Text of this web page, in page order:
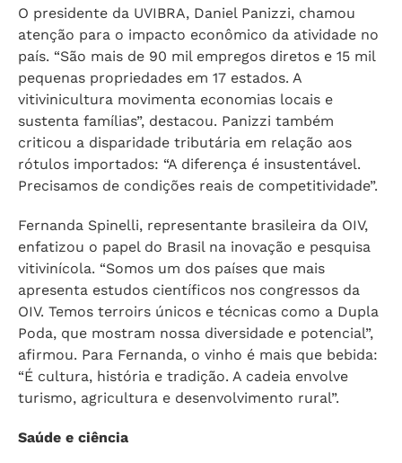
O presidente da UVIBRA, Daniel Panizzi, chamou
atenção para o impacto econômico da atividade no
país. “São mais de 90 mil empregos diretos e 15 mil
pequenas propriedades em 17 estados. A
vitivinicultura movimenta economias locais e
sustenta famílias”, destacou. Panizzi também
criticou a disparidade tributária em relação aos
rótulos importados: “A diferença é insustentável.
Precisamos de condições reais de competitividade”.
Fernanda Spinelli, representante brasileira da OIV,
enfatizou o papel do Brasil na inovação e pesquisa
vitivinícola. “Somos um dos países que mais
apresenta estudos científicos nos congressos da
OIV. Temos terroirs únicos e técnicas como a Dupla
Poda, que mostram nossa diversidade e potencial”,
afirmou. Para Fernanda, o vinho é mais que bebida:
“É cultura, história e tradição. A cadeia envolve
turismo, agricultura e desenvolvimento rural”.
Saúde e ciência